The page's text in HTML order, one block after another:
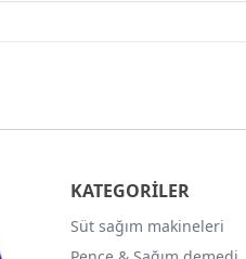
KATEGORİLER
Süt sağım makineleri